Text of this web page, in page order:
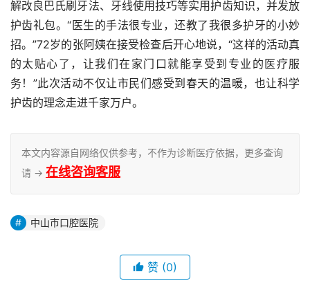
解改良巴氏刷牙法、牙线使用技巧等实用护齿知识，并发放
护齿礼包。“医生的手法很专业，还教了我很多护牙的小妙
招。”72岁的张阿姨在接受检查后开心地说，“这样的活动真
的太贴心了，让我们在家门口就能享受到专业的医疗服
务！”此次活动不仅让市民们感受到春天的温暖，也让科学
护齿的理念走进千家万户。
本文内容源自网络仅供参考，不作为诊断医疗依据，更多查询
请 → 在线咨询客服
中山市口腔医院
赞 (0)